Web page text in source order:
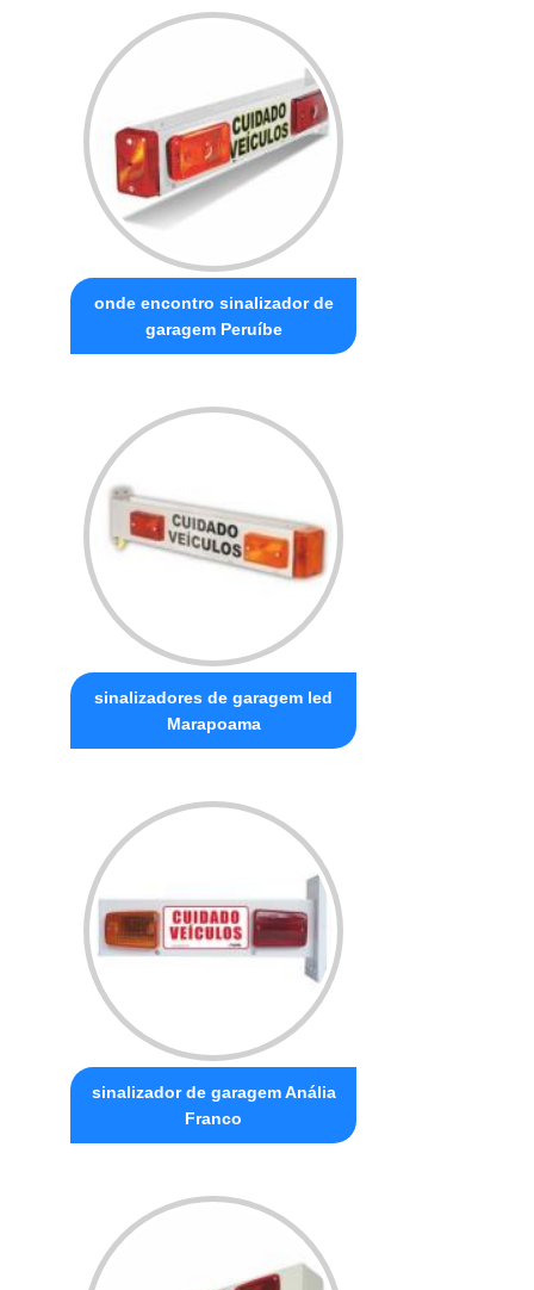
onde encontro sinalizador de
garagem Peruíbe
sinalizadores de garagem led
Marapoama
sinalizador de garagem Anália
Franco